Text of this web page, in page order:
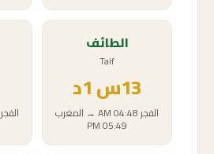
الطائف
Taif
13س
الفجر04:48 AM
→ المغرب
05:49 PM
الفجر